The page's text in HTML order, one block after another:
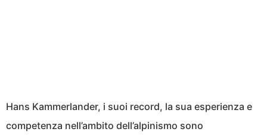
Hans Kammerlander, i suoi record, la sua esperienza e
competenza nell’ambito dell’alpinismo sono